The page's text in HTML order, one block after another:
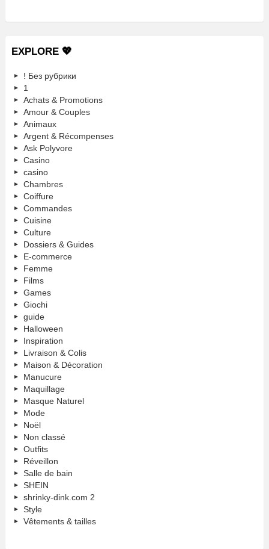
EXPLORE 💖
! Без рубрики
1
Achats & Promotions
Amour & Couples
Animaux
Argent & Récompenses
Ask Polyvore
Casino
casino
Chambres
Coiffure
Commandes
Cuisine
Culture
Dossiers & Guides
E-commerce
Femme
Films
Games
Giochi
guide
Halloween
Inspiration
Livraison & Colis
Maison & Décoration
Manucure
Maquillage
Masque Naturel
Mode
Noël
Non classé
Outfits
Réveillon
Salle de bain
SHEIN
shrinky-dink.com 2
Style
Vêtements & tailles